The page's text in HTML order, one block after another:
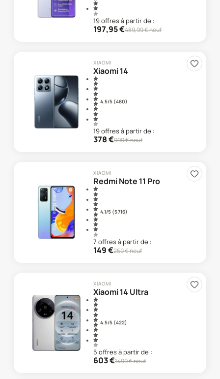
19offresà partir de :
197,95€489,99€ neuf
XIAOMI
Xiaomi 14
4.5/5 (480)
19offresà partir de :
378€999€ neuf
XIAOMI
Redmi Note 11 Pro
4.1/5 (5 716)
7 offresà partir de :
149€250€ neuf
XIAOMI
Xiaomi 14 Ultra
4.5/5 (422)
5 offresà partir de :
603€1499€ neuf